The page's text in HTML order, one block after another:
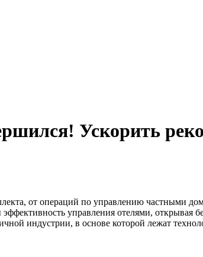
Ускорить
от операций по управлению частными
управления отелями, открывая
индустрии, в основе которой лежат